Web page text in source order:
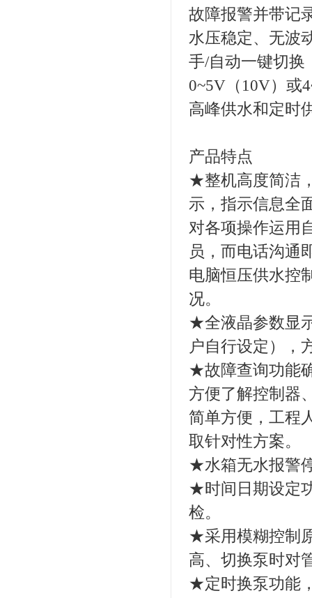
故障报警并带记
水压稳定、无波
手/自动一键切换
0~5V（10V）或
高峰供水和定时
产品特点
★整机高度简洁
示，指示信息全
对各项操作运用
员，而电话沟通
电脑恒压供水控
况。
★全液晶参数显
户自行设定），
★故障查询功能
方便了解控制器
简单方便，工程
取针对性方案。
★水箱无水报警
★时间日期设定
检。
★采用模糊控制
高、切换泵时对
★定时换泵功能